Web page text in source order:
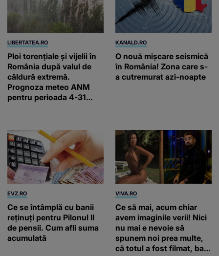
LIBERTATEA.RO
Ploi torențiale și vijelii în
România după valul de
căldură extremă.
Prognoza meteo ANM
pentru perioada 4-31
KANALD.RO
O nouă mișcare seismică
în România! Zona care s-
a cutremurat azi-noapte
EVZ.RO
Ce se întâmplă cu banii
reținuți pentru Pilonul II
de pensii. Cum afli suma
acumulată
VIVA.RO
Ce să mai, acum chiar
avem imaginile verii! Nici
nu mai e nevoie să
spunem noi prea multe,
că totul a fost filmat, ba